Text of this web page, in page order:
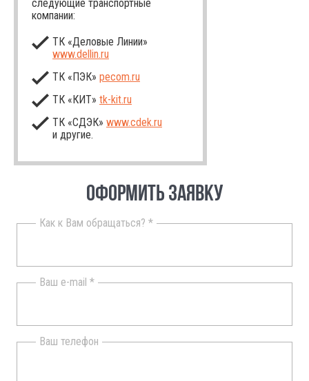
следующие транспортные
компании:
ТК «Деловые Линии»
www.dellin.ru
ТК «ПЭК» pecom.ru
ТК «КИТ» tk-kit.ru
ТК «СДЭК» www.cdek.ru
и другие.
ОФОРМИТЬ ЗАЯВКУ
Как к Вам обращаться? *
Ваш e-mail *
Ваш телефон